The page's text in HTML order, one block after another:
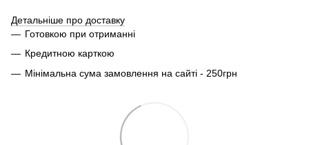
Детальніше про доставку
Готовкою при отриманні
Кредитною карткою
Мінімальна сума замовлення на сайті - 250грн